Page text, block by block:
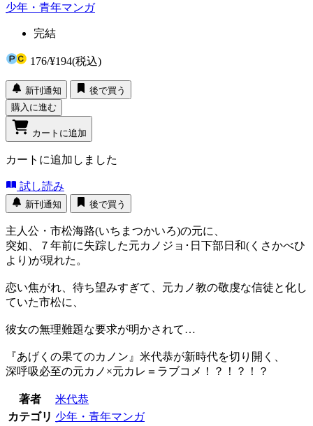
少年・青年マンガ
完結
176/¥194(税込)
新刊通知
後で買う
購入に進む
カートに追加
カートに追加しました
試し読み
新刊通知 後で買う
主人公・市松海路(いちまつかいろ)の元に、
突如、７年前に失踪した元カノジョ･日下部日和(くさかべひ
より)が現れた。
恋い焦がれ、待ち望みすぎて、元カノ教の敬虔な信徒と化し
ていた市松に、
彼女の無理難題な要求が明かされて…
『あげくの果てのカノン』米代恭が新時代を切り開く、
深呼吸必至の元カノ×元カレ＝ラブコメ！？！？！？
著者
米代恭
カテゴリ 少年・青年マンガ